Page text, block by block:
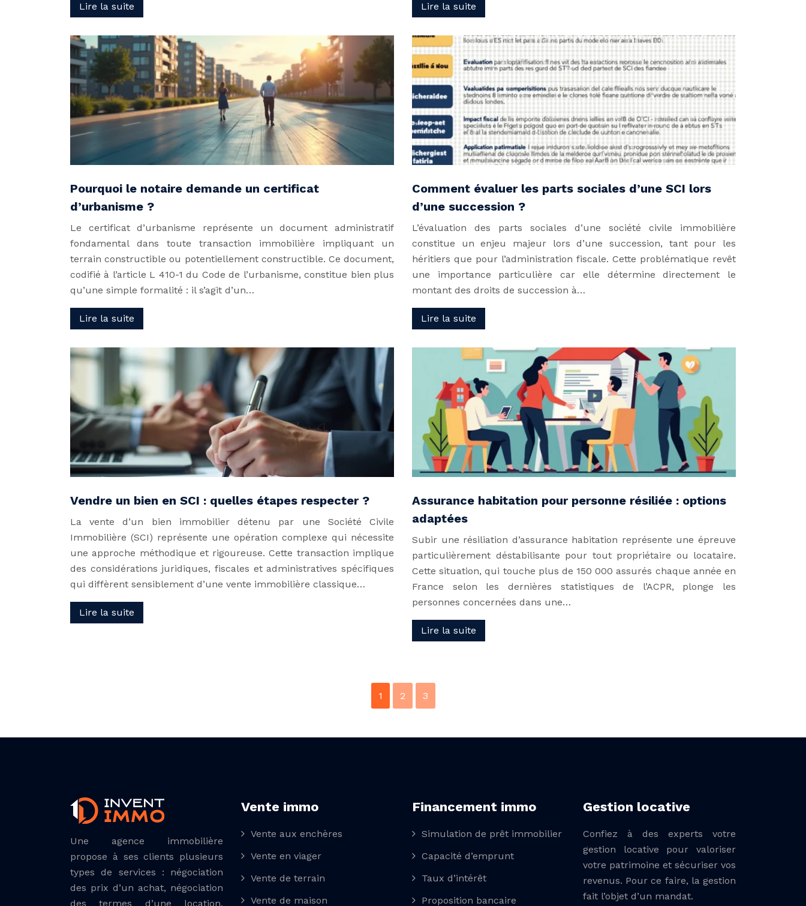
Lire la suite Lire la suite
Pourquoi le notaire demande un certificat
d’urbanisme ?
Le certificat d’urbanisme représente un document administratif
fondamental dans toute transaction immobilière impliquant un
terrain constructible ou potentiellement constructible. Ce document,
codifié à l’article L 410-1 du Code de l’urbanisme, constitue bien plus
qu’une simple formalité : il s’agit d’un…
Lire la suite
Comment évaluer les parts sociales d’une SCI lors
d’une succession ?
L’évaluation des parts sociales d’une société civile immobilière
constitue un enjeu majeur lors d’une succession, tant pour les
héritiers que pour l’administration fiscale. Cette problématique revêt
une importance particulière car elle détermine directement le
montant des droits de succession à…
Lire la suite
Vendre un bien en SCI : quelles étapes respecter ?
La vente d’un bien immobilier détenu par une Société Civile
Immobilière (SCI) représente une opération complexe qui nécessite
une approche méthodique et rigoureuse. Cette transaction implique
des considérations juridiques, fiscales et administratives spécifiques
qui diffèrent sensiblement d’une vente immobilière classique…
Lire la suite
Assurance habitation pour personne résiliée : options
adaptées
Subir une résiliation d’assurance habitation représente une épreuve
particulièrement déstabilisante pour tout propriétaire ou locataire.
Cette situation, qui touche plus de 150 000 assurés chaque année en
France selon les dernières statistiques de l’ACPR, plonge les
personnes concernées dans une…
Lire la suite
1 2 3
Une agence immobilière
propose à ses clients plusieurs
types de services : négociation
des prix d’un achat, négociation
des termes d’une location,
Vente immo
Vente aux enchères
Vente en viager
Vente de terrain
Vente de maison
Financement immo
Simulation de prêt immobilier
Capacité d’emprunt
Taux d’intérêt
Proposition bancaire
Gestion locative
Confiez à des experts votre
gestion locative pour valoriser
votre patrimoine et sécuriser vos
revenus. Pour ce faire, la gestion
fait l’objet d’un mandat.